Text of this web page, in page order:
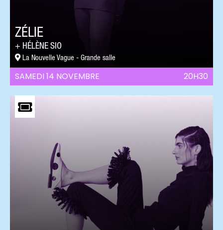
SAMEDI 14 NOVEMBRE 20H30
ZÉLIE
HÉLÈNE SIO
La Nouvelle Vague - Grande salle